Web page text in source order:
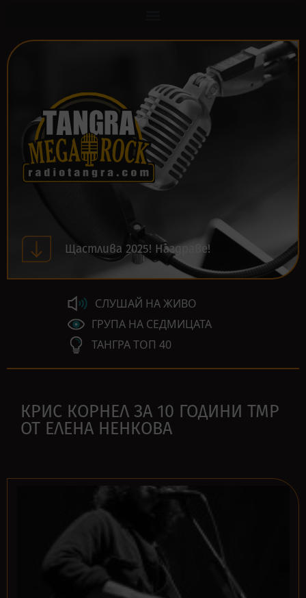
Щастлива 2025! Наздраве!
СЛУШАЙ НА ЖИВО
ГРУПА НА СЕДМИЦАТА
ТАНГРА ТОП 40
КРИС КОРНЕЛ ЗА 10 ГОДИНИ ТМР
ОТ ЕЛЕНА НЕНКОВА